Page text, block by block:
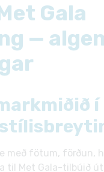
Gala
—
í
með fötum, förðun,
til Met Gala-tilbúið